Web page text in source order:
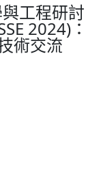
工程研討
2024)：
術交流